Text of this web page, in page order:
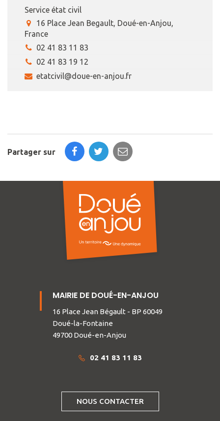
Service état civil
16 Place Jean Begault, Doué-en-Anjou,
France
02 41 83 11 83
02 41 83 19 12
etatcivil@doue-en-anjou.fr
Partager sur
MAIRIE DE DOUÉ-EN-ANJOU
16 Place Jean Bégault - BP 60049
Doué-la-Fontaine
49700 Doué-en-Anjou
02 41 83 11 83
NOUS CONTACTER